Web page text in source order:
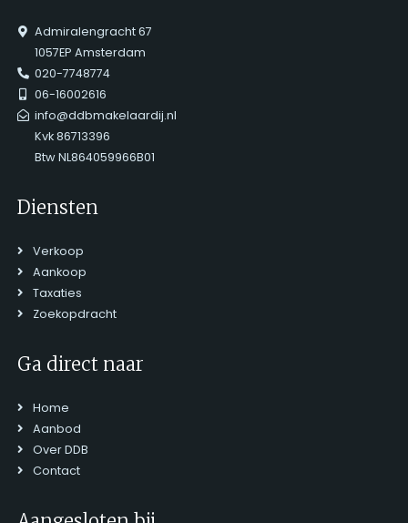
Admiralengracht 67
1057EP Amsterdam
020-7748774
06-16002616
info@ddbmakelaardij.nl
Kvk 86713396
Btw NL864059966B01
Diensten
Verkoop
Aankoop
Taxaties
Zoekopdracht
Ga direct naar
Home
Aanbod
Over DDB
Contact